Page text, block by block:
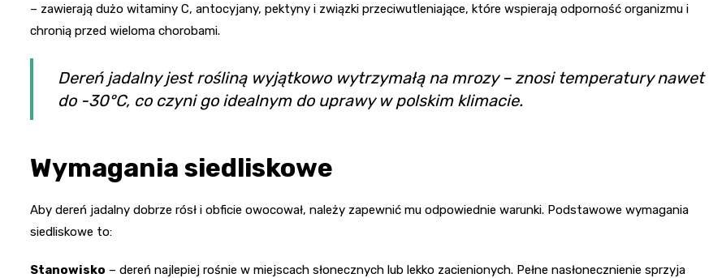
– zawierają dużo witaminy C, antocyjany, pektyny i związki przeciwutleniające, które wspierają odporność organizmu i
chronią przed wieloma chorobami.
Dereń jadalny jest rośliną wyjątkowo wytrzymałą na mrozy – znosi temperatury nawet
do -30°C, co czyni go idealnym do uprawy w polskim klimacie.
Wymagania siedliskowe
Aby dereń jadalny dobrze rósł i obficie owocował, należy zapewnić mu odpowiednie warunki. Podstawowe wymagania
siedliskowe to:
Stanowisko – dereń najlepiej rośnie w miejscach słonecznych lub lekko zacienionych. Pełne nasłonecznienie sprzyja